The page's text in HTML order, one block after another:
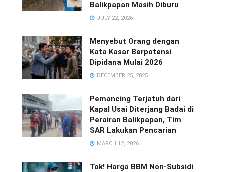
Balikpapan Masih Diburu
JULY 22, 2026
Menyebut Orang dengan
Kata Kasar Berpotensi
Dipidana Mulai 2026
DECEMBER 25, 2025
Pemancing Terjatuh dari
Kapal Usai Diterjang Badai di
Perairan Balikpapan, Tim
SAR Lakukan Pencarian
MARCH 12, 2026
Tok! Harga BBM Non-Subsidi